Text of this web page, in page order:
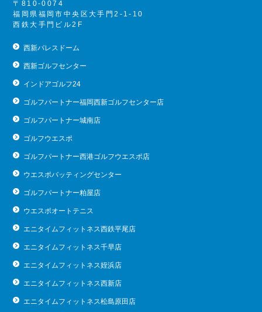
〒810-0074
福岡県福岡市中央区大手門2-1-10
西鉄大手門ビル2F
西新パレスドーム
西新ゴルフセンター
インドアゴルフ24
ゴルフパートナー福岡西新ゴルフセンター店
ゴルフパートナー城南店
ゴルフウエスポ
ゴルフパートナー西港ゴルフウエスポ店
ウエスポバッティングセンター
ゴルフパートナー粕屋店
ウエスポオートテニス
エニタイムフィットネス西鉄平尾店
エニタイムフィットネス千早店
エニタイムフィットネス姪浜店
エニタイムフィットネス西新店
エニタイムフィットネス松島原田店